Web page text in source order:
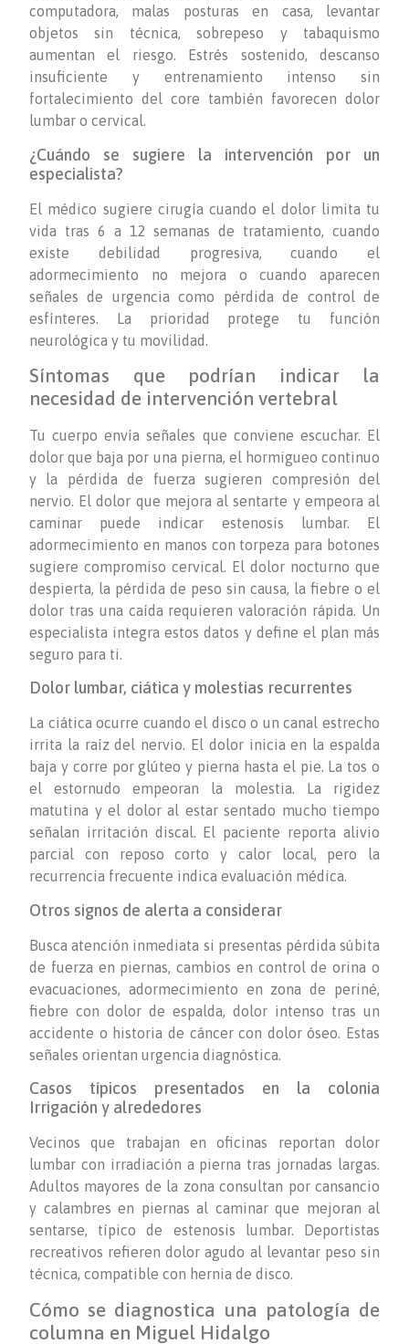
computadora, malas posturas en casa, levantar
objetos sin técnica, sobrepeso y tabaquismo
aumentan el riesgo. Estrés sostenido, descanso
insuficiente y entrenamiento intenso sin
fortalecimiento del core también favorecen dolor
lumbar o cervical.
¿Cuándo se sugiere la intervención por un
especialista?
El médico sugiere cirugía cuando el dolor limita tu
vida tras 6 a 12 semanas de tratamiento, cuando
existe debilidad progresiva, cuando el
adormecimiento no mejora o cuando aparecen
señales de urgencia como pérdida de control de
esfínteres. La prioridad protege tu función
neurológica y tu movilidad.
Síntomas que podrían indicar la
necesidad de intervención vertebral
Tu cuerpo envía señales que conviene escuchar. El
dolor que baja por una pierna, el hormigueo continuo
y la pérdida de fuerza sugieren compresión del
nervio. El dolor que mejora al sentarte y empeora al
caminar puede indicar estenosis lumbar. El
adormecimiento en manos con torpeza para botones
sugiere compromiso cervical. El dolor nocturno que
despierta, la pérdida de peso sin causa, la fiebre o el
dolor tras una caída requieren valoración rápida. Un
especialista integra estos datos y define el plan más
seguro para ti.
Dolor lumbar, ciática y molestias recurrentes
La ciática ocurre cuando el disco o un canal estrecho
irrita la raíz del nervio. El dolor inicia en la espalda
baja y corre por glúteo y pierna hasta el pie. La tos o
el estornudo empeoran la molestia. La rigidez
matutina y el dolor al estar sentado mucho tiempo
señalan irritación discal. El paciente reporta alivio
parcial con reposo corto y calor local, pero la
recurrencia frecuente indica evaluación médica.
Otros signos de alerta a considerar
Busca atención inmediata si presentas pérdida súbita
de fuerza en piernas, cambios en control de orina o
evacuaciones, adormecimiento en zona de periné,
fiebre con dolor de espalda, dolor intenso tras un
accidente o historia de cáncer con dolor óseo. Estas
señales orientan urgencia diagnóstica.
Casos típicos presentados en la colonia
Irrigación y alrededores
Vecinos que trabajan en oficinas reportan dolor
lumbar con irradiación a pierna tras jornadas largas.
Adultos mayores de la zona consultan por cansancio
y calambres en piernas al caminar que mejoran al
sentarse, típico de estenosis lumbar. Deportistas
recreativos refieren dolor agudo al levantar peso sin
técnica, compatible con hernia de disco.
Cómo se diagnostica una patología de
columna en Miguel Hidalgo